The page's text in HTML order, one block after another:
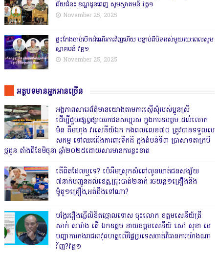
ជ័យជំនះ ខណ្ឌដូនពេញ សូមស្វាគមន៍ វគ្គ១
November 25, 2025
ផ្ទះកែងចាប់បើកដំណើរការវិញហើយ បន្ទាប់ពីបិទអស់មួយរយ:ពេលសូម
ស្វាគមន៍ វគ្គ១
November 25, 2025
អត្ថបទមានអ្នកអានច្រើន
អង្គភាពសារេព័ត៌មានយោងតាមការស្នើសុំរបស់ប្អូនស្រី
ដើម្បីជួយផ្សព្វផ្សាយរកជនសប្បុរស ក្នុងការឧបត្ថម ដល់លោក
ម៉ន គឹមហុង វរសេនីយ៍ឯក កងពលលេខ៧០ ត្រូវបានទទួលបេ
សកម្ម ទៅឈរជើងការពារទឹកដី ក្នុងតំបន់ទី៣ ប្រាសាទតាក្របី
ថ្មដូន តាំងពីខែមិថុនា ឆ្នាំ២០២៥ដោយសារមានការខ្វះខាត
តើពិតដែលឬទេ? ប៉េអឹមស្រុកសំពៅលូនឃាត់ជនសង្ស័យ
៧នាក់បញ្ជូនដល់ខេត្ត,ជ្រុះបាត់២នាក់ រថយន្ត១គ្រឿងនិង
ម៉ូតូ១គ្រឿង,អត់ដឹងទៅណា?
បង្វែររឿងធ្វើលិខិតថ្កោលទោស ចុះលោក ឧត្តមសេនីយ៍ត្រី
សាក់ សារាំង តើ ឯកឧត្តម នាយឧត្តមសេនីយ៍ សៅ សុខា មេ
បញ្ជាការកងរាជអាវុធហត្ថលើផ្ទៃប្រទេសចាត់វិធានការយ៉ាងណា
វិញ?វគ្គ១